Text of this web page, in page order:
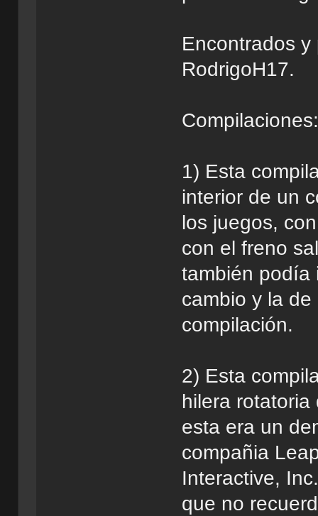
Encontrados
RodrigoH17.
1) Esta
interior de un
los juegos,
con el freno
también podía
cambio y la
compilación.
2) Esta
hilera
esta era un
compañia
Interactive,
que no